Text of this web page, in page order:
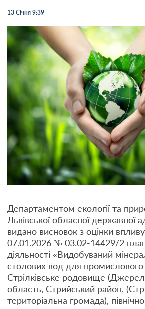
13 Січня 9:39
Департаментом екології та
Львівської обласної державної
видано висновок з оцінки
07.01.2026 № 03.02-14429/2
діяльності «Видобуваний
столових вод для промислового
Стрілківське родовище
область, Стрийський район,
територіальна громада),